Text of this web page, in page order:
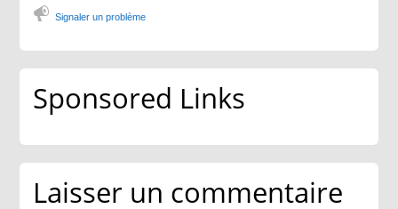
Signaler un problème
Sponsored Links
Laisser un commentaire